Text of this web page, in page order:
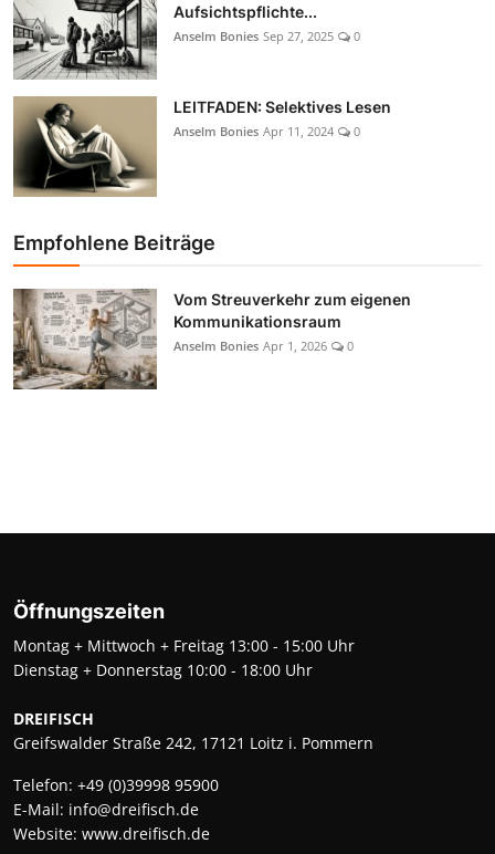
Aufsichtspflichte...
Anselm Bonies Sep 27, 2025 0
LEITFADEN: Selektives Lesen
Anselm Bonies Apr 11, 2024 0
Empfohlene Beiträge
Vom Streuverkehr zum eigenen
Kommunikationsraum
Anselm Bonies Apr 1, 2026 0
Öffnungszeiten
Montag + Mittwoch + Freitag 13:00 - 15:00 Uhr
Dienstag + Donnerstag 10:00 - 18:00 Uhr
DREIFISCH
Greifswalder Straße 242, 17121 Loitz i. Pommern
Telefon: +49 (0)39998 95900
E-Mail: info@dreifisch.de
Website: www.dreifisch.de